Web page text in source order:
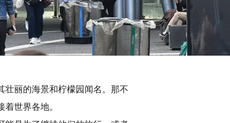
壮丽的海景和柠檬园闻名。那不
世界各地。